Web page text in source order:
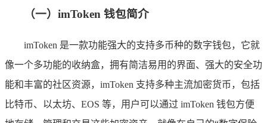
（一）imToken 钱包简介
imToken 是一款功能强大的支持多币种的数字钱包，它就
像一个多功能的收纳盒，拥有简洁易用的界面、强大的安全功
能和丰富的社区资源，imToken 支持多种主流加密货币，包括
比特币、以太坊、EOS 等，用户可以通过 imToken 钱包方便